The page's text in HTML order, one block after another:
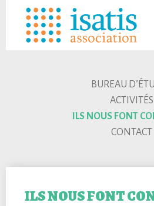
BUREAU
ACTIVITÉS
ILS NOUS FONT
CONTACT
ILS NOUS FONT